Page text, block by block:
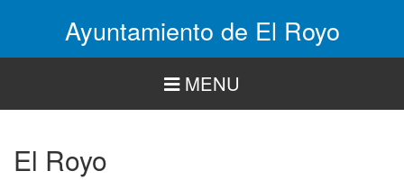
Ayuntamiento de El Royo
MENU
El Royo